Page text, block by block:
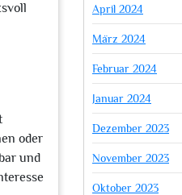
oder
und
April 2024
März 2024
Februar 2024
Januar 2024
Dezember 2023
November 2023
Oktober 2023